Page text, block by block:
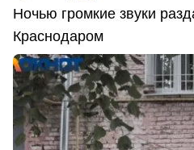
Ночью громкие звуки
Краснодаром